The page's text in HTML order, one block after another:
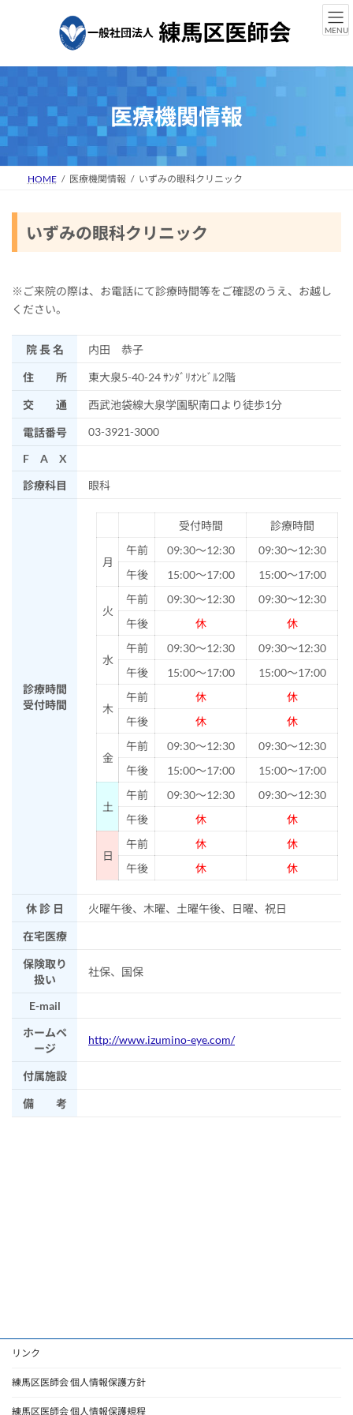
ツ
キ
ッ
プ
シ
に
移
動
医療機関情報
HOME 医療機関情報 いずみの眼科クリニック
いずみの眼科クリニック
※ご来院の際は、お電話にて診療時間等をご確認のうえ、お越し
ください。
院 長 名 内田 恭子
住 所 東大泉5-40-24 ｻﾝﾀﾞﾘｵﾝﾋﾞﾙ2階
交 通 西武池袋線大泉学園駅南口より徒歩1分
電話番号
03-3921-3000
F A X
診療科目
眼科
診療時間
受付時間
受付時間 診療時間
月
午前 09:30～12:30
09:30～12:30
午後
15:00～17:00 15:00～17:00
火
午前 09:30～12:30
09:30～12:30
午後
休 休
水
午前 09:30～12:30
09:30～12:30
午後
15:00～17:00 15:00～17:00
木
午前 休
休
午後
休 休
金
午前 09:30～12:30
09:30～12:30
午後
15:00～17:00 15:00～17:00
土
午前 09:30～12:30
09:30～12:30
午後
休 休
日
午前 休
休
午後
休 休
休 診 日 火曜午後、木曜、土曜午後、日曜、祝日
在宅医療
保険取り
扱い
社保、国保
E-mail
ホームペ
ージ
http://www.izumino-eye.com/
付属施設
備 考
リンク
練馬区医師会 個人情報保護方針
練馬区医師会 個人情報保護規程
MENU